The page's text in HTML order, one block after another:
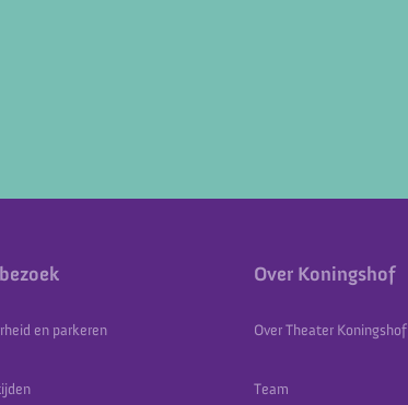
en parkeren
Over Koningshof
Over Theater Koningshof
Team